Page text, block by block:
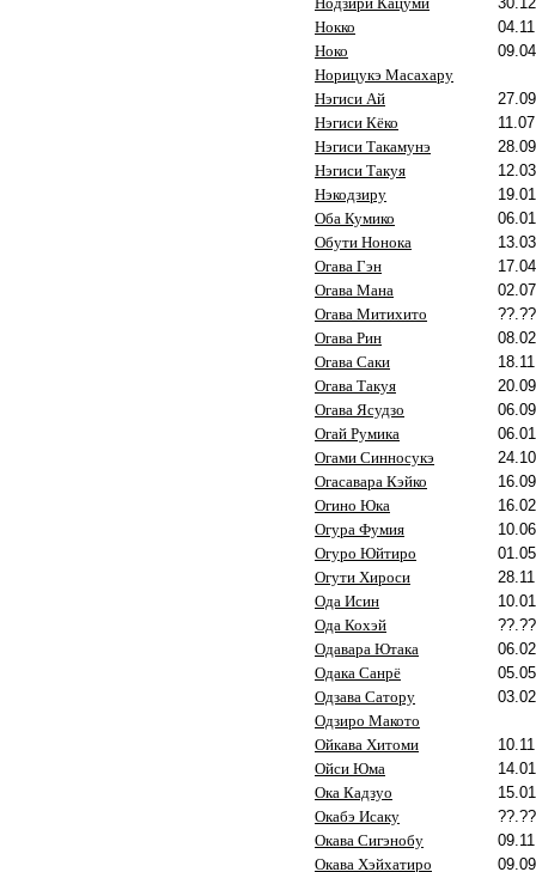
Нокко
Ноко
Норицукэ Масахару
Нэгиси Ай
Нэгиси Кёко
Нэгиси Такамунэ
Нэгиси Такуя
Нэкодзиру
Оба Кумико
Обути Нонока
Огава Гэн
Огава Мана
Огава Митихито
Огава Рин
Огава Саки
Огава Такуя
Огава Ясудзо
Огай Румика
Огами Синносукэ
Огасавара Кэйко
Огино Юка
Огура Фумия
Огуро Юйтиро
Огути Хироси
Ода Исин
Ода Кохэй
Одавара Ютака
Одака Санрё
Одзава Сатору
Одзиро Макото
Ойкава Хитоми
Ойси Юма
Ока Кадзуо
Окабэ Исаку
Окава Сигэнобу
Окава Хэйхатиро